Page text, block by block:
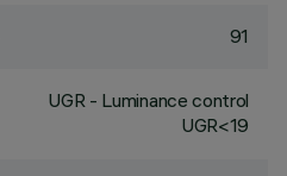
91
UGR - Luminance control
UGR<19